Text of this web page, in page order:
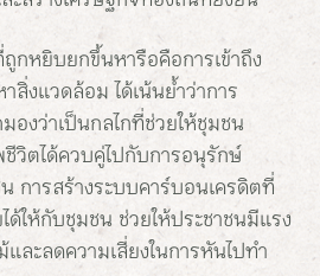
หยิบยกขึ้นหารือคือการเข้าถึง
งแวดล้อม ได้เน้นย้ำว่าการ
งว่าเป็นกลไกที่ช่วยให้ชุมชน
ตได้ควบคู่ไปกับการอนุรักษ์
การสร้างระบบคาร์บอนเครดิตที่
ให้กับชุมชน ช่วยให้ประชาชนมีแรง
ละลดความเสี่ยงในการหันไปทำ